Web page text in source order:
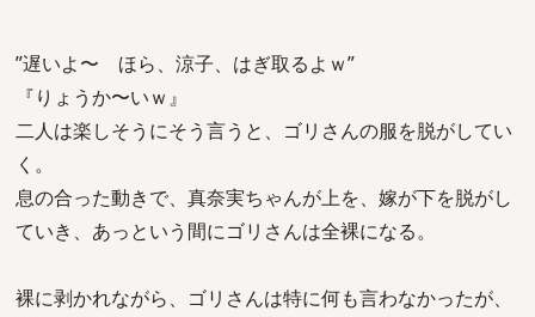
”遅いよ〜 ほら、涼子、はぎ取るよｗ”
『りょうか〜いｗ』
二人は楽しそうにそう言うと、ゴリさんの服を脱がしてい
く。
息の合った動きで、真奈実ちゃんが上を、嫁が下を脱がし
ていき、あっという間にゴリさんは全裸になる。
裸に剥かれながら、ゴリさんは特に何も言わなかったが、